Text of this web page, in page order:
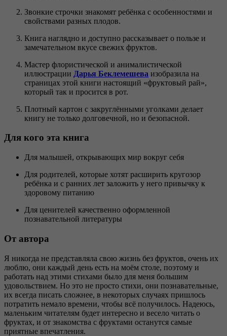
Звонкие строчки знакомят ребёнка с особенностями и
свойствами разных плодов.
Книга наглядно и доступно рассказывает о пользе и
замечательном вкусе свежих фруктов.
Мастер флористической и анималистической
иллюстрации Дарья Беклемешева изобразила на
страницах этой книги настоящий «фруктовый рай»,
который так и просится в рот.
Плотный картон с закруглёнными уголками делает
книгу не только долговечной, но и безопасной.
Для кого эта книга
Для малышей, открывающих мир вокруг себя
Для родителей, которые хотят расширить кругозор
ребёнка и с ранних лет заложить у него привычку к
здоровому питанию
Для ценителей качественно оформленной
познавательной литературы
От автора
Я никогда не представляла свою жизнь без фруктов, очень их
люблю, они каждый день есть на моём столе, поэтому и
работать над этими стихами было для меня большим
удовольствием. Но это не просто стихи, они познавательные,
их всегда писать сложнее, в некоторых случаях пришлось
потратить немало времени, чтобы всё получилось. Надеюсь,
маленьким читателям будет интересно и весело читать о
фруктах, и от знакомства с фруктами останутся самые
приятные впечатления.